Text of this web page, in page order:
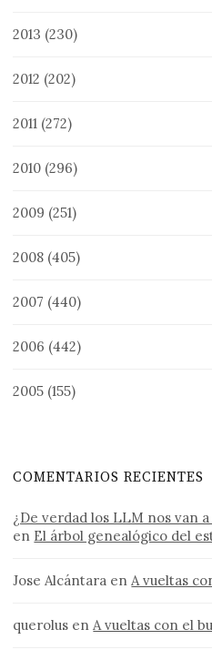
2013 (230)
2012 (202)
2011 (272)
2010 (296)
2009 (251)
2008 (405)
2007 (440)
2006 (442)
2005 (155)
COMENTARIOS RECIENTES
¿De verdad los LLM nos van
en El árbol genealógico del
Jose Alcántara enA vueltas
querolus enA vueltas con el